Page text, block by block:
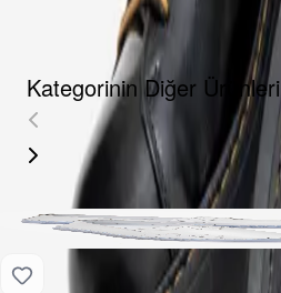
AKSESUARLAR
Kategorinin Diğer Ürünleri